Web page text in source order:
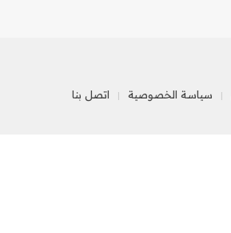
سياسة الخصوصية اتصل بنا